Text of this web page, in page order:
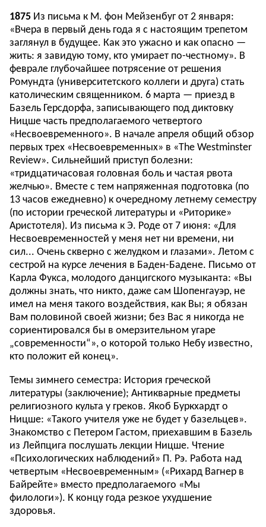
1875 Из письма к М. фон Мейзенбуг от 2 января:
«Вчера в первый день года я с настоящим трепетом
заглянул в будущее. Как это ужасно и как опасно —
жить: я завидую тому, кто умирает по-честному». В
феврале глубочайшее потрясение от решения
Ромундта (университетского коллеги и друга) стать
католическим священником. 6 марта — приезд в
Базель Герсдорфа, записывающего под диктовку
Ницше часть предполагаемого четвертого
«Несвоевременного». В начале апреля общий обзор
первых трех «Несвоевременных» в «The Westminster
Review». Сильнейший приступ болезни:
«тридцатичасовая головная боль и частая рвота
желчью». Вместе с тем напряженная подготовка (по
13 часов ежедневно) к очередному летнему семестру
(по истории греческой литературы и «Риторике»
Аристотеля). Из письма к Э. Роде от 7 июня: «Для
Несвоевременностей у меня нет ни времени, ни
сил... Очень скверно с желудком и глазами». Летом с
сестрой на курсе лечения в Баден-Бадене. Письмо от
Карла Фукса, молодого данцигского музыканта: «Вы
должны знать, что никто, даже сам Шопенгауэр, не
имел на меня такого воздействия, как Вы; я обязан
Вам половиной своей жизни; без Вас я никогда не
сориентировался бы в омерзительном угаре
„современности“», о которой только Небу известно,
кто положит ей конец».
Темы зимнего семестра: История греческой
литературы (заключение); Антикварные предметы
религиозного культа у греков. Якоб Буркхардт о
Ницше: «Такого учителя уже не будет у базельцев».
Знакомство с Петером Гастом, приехавшим в Базель
из Лейпцига послушать лекции Ницше. Чтение
«Психологических наблюдений» П. Рэ. Работа над
четвертым «Несвоевременным» («Рихард Вагнер в
Байрейте» вместо предполагаемого «Мы
филологи»). К концу года резкое ухудшение
здоровья.